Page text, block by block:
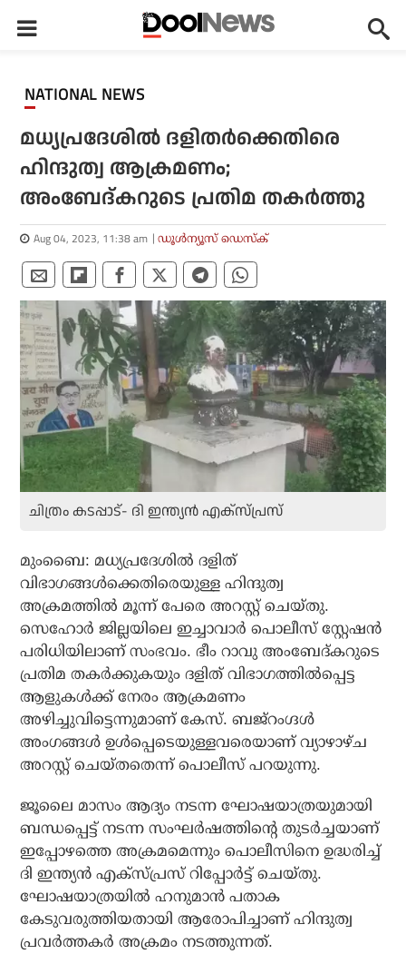
NATIONAL NEWS
മധ്യപ്രദേശില്‍ ദളിതര്‍ക്കെതിരെ
ഹിന്ദുത്വ ആക്രമണം;
അംബേദ്കറുടെ പ്രതിമ തകര്‍ത്തു
Aug 04, 2023, 11:38 am ഡൂള്‍ന്യൂസ് ഡെസ്‌ക്
ചിത്രം കടപ്പാട്- ദി ഇന്ത്യന്‍ എക്‌സ്പ്രസ്
മുംബൈ: മധ്യപ്രദേശില്‍ ദളിത്
വിഭാഗങ്ങള്‍ക്കെതിരെയുള്ള ഹിന്ദുത്വ
അക്രമത്തില്‍ മൂന്ന് പേരെ അറസ്റ്റ് ചെയ്തു.
സെഹോര്‍ ജില്ലയിലെ ഇച്ചാവാര്‍ പൊലീസ് സ്റ്റേഷന്‍
പരിധിയിലാണ് സംഭവം. ഭീം റാവു അംബേദ്കറുടെ
പ്രതിമ തകര്‍ക്കുകയും ദളിത് വിഭാഗത്തില്‍പ്പെട്ട
ആളുകള്‍ക്ക് നേരം ആക്രമണം
അഴിച്ചുവിട്ടെന്നുമാണ് കേസ്. ബജ്റംഗ്ദള്‍
അംഗങ്ങള്‍ ഉള്‍പ്പെടെയുള്ളവരെയാണ് വ്യാഴാഴ്ച
അറസ്റ്റ് ചെയ്തതെന്ന് പൊലീസ് പറയുന്നു.
ജൂലൈ മാസം ആദ്യം നടന്ന ഘോഷയാത്രയുമായി
ബന്ധപ്പെട്ട് നടന്ന സംഘര്‍ഷത്തിന്റെ തുടര്‍ച്ചയാണ്
ഇപ്പോഴത്തെ അക്രമമെന്നും പൊലീസിനെ ഉദ്ധരിച്ച്
ദി ഇന്ത്യന്‍ എക്‌സ്പ്രസ് റിപ്പോര്‍ട്ട് ചെയ്തു.
ഘോഷയാത്രയില്‍ ഹനുമാന്‍ പതാക
കേടുവരുത്തിയതായി ആരോപിച്ചാണ് ഹിന്ദുത്വ
പ്രവര്‍ത്തകര്‍ അക്രമം നടത്തുന്നത്.